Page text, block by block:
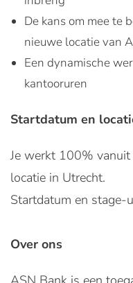
De kans om mee te
nieuwe locatie van
Een dynamische
kantooruren
Startdatum en
Je werkt 100%
locatie in Utrecht.
Startdatum en stage-
Over ons